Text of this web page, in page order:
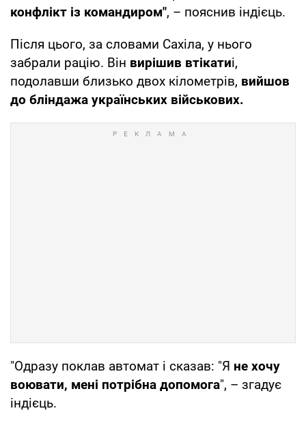
конфлікт із командиром", – пояснив індієць.
Після цього, за словами Сахіла, у нього
забрали рацію. Він вирішив втікатиі,
подолавши близько двох кілометрів, вийшов
до бліндажа українських військових.
"Одразу поклав автомат і сказав: "Я не хочу
воювати, мені потрібна допомога", – згадує
індієць.